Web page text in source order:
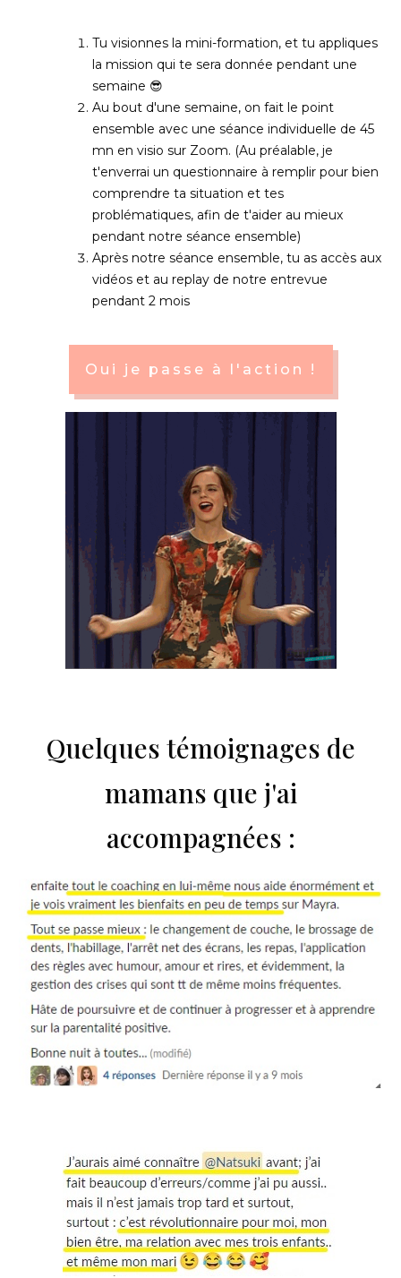
Tu visionnes la mini-formation, et tu appliques
la mission qui te sera donnée pendant une
semaine 😎
Au bout d'une semaine, on fait le point
ensemble avec une séance individuelle de 45
mn en visio sur Zoom. (Au préalable, je
t'enverrai un questionnaire à remplir pour bien
comprendre ta situation et tes
problématiques, afin de t'aider au mieux
pendant notre séance ensemble)
Après notre séance ensemble, tu as accès aux
vidéos et au replay de notre entrevue
pendant 2 mois
Oui je passe à l'action !
Quelques témoignages de
mamans que j'ai
accompagnées :